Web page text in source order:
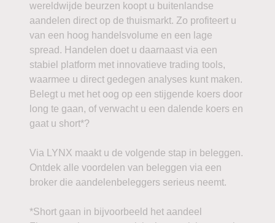
wereldwijde beurzen koopt u buitenlandse
aandelen direct op de thuismarkt. Zo profiteert u
van een hoog handelsvolume en een lage
spread. Handelen doet u daarnaast via een
stabiel platform met innovatieve trading tools,
waarmee u direct gedegen analyses kunt maken.
Belegt u met het oog op een stijgende koers door
long te gaan, of verwacht u een dalende koers en
gaat u short*?
Via LYNX maakt u de volgende stap in beleggen.
Ontdek alle voordelen van beleggen via een
broker die aandelenbeleggers serieus neemt.
*Short gaan in bijvoorbeeld het aandeel